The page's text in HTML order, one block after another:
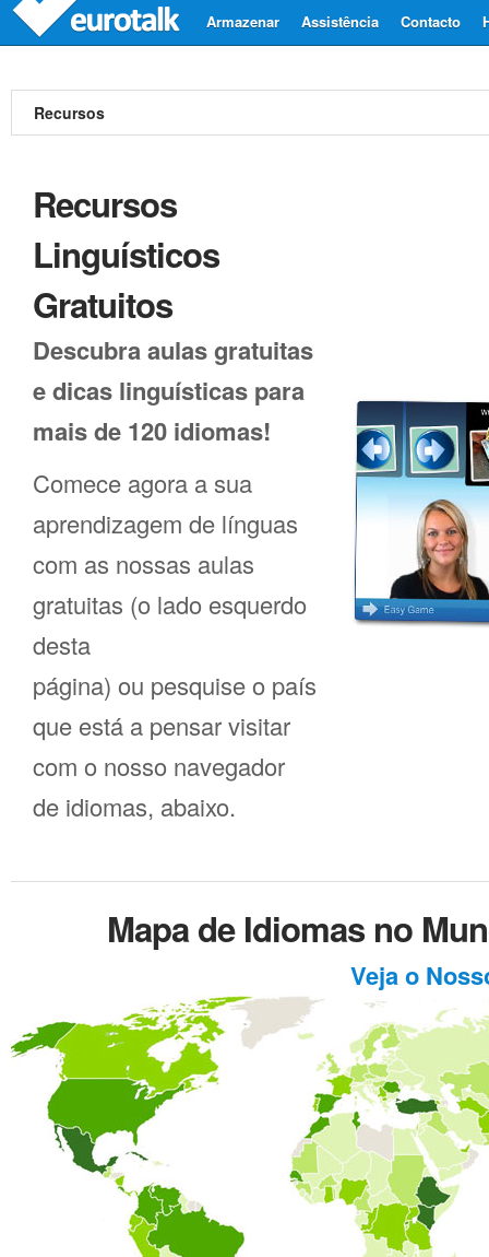
Contacto
Assistência
Armazenar
Recursos
Recursos
Linguísticos
Gratuitos
Descubra aulas gratuitas
e dicas linguísticas para
mais de 120 idiomas!
Comece agora a sua
aprendizagem de línguas
com as nossas aulas
gratuitas (o lado esquerdo
desta
página) ou pesquise o país
que está a pensar visitar
com o nosso navegador
de idiomas, abaixo.
Mapa de Idiomas no
Veja o